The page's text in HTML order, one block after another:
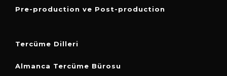
Pre-production ve Post-production
Tercüme Dilleri
Almanca Tercüme Bürosu